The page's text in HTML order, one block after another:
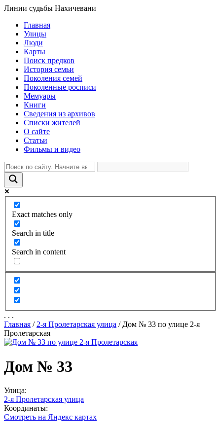
Линии судьбы Нахичевани
Главная
Улицы
Люди
Карты
Поиск предков
История семьи
Поколения семей
Поколенные росписи
Мемуары
Книги
Сведения из архивов
Списки жителей
О сайте
Статьи
Фильмы и видео
Exact matches only
Search in title
Search in content
. . .
Главная / 2-я Пролетарская улица / Дом № 33 по улице 2-я
Пролетарская
Дом № 33
Улица:
2-я Пролетарская улица
Координаты:
Смотреть на Яндекс картах